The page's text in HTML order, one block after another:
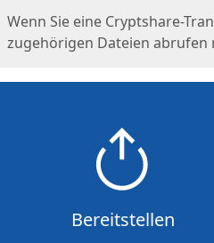
Wenn Sie eine Cryptshare-
zugehörigen Dateien abrufen
Bereitstellen